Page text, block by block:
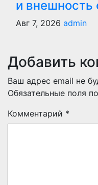
и внешность
Авг 7, 2026 admin
Добавить
Ваш адрес email не
Обязательные поля
Комментарий *